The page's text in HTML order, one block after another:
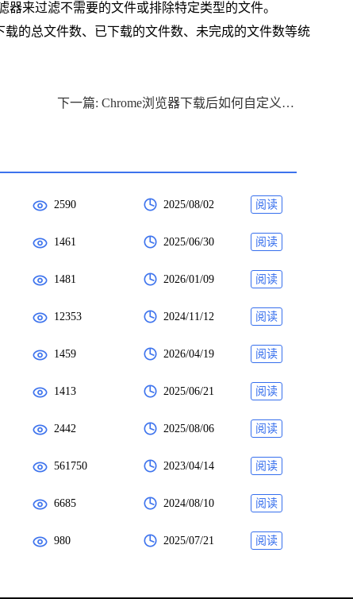
来过滤不需要的文件或排除特定类型的文件。
的总文件数、已下载的文件数、未完成的文件数等统
下一篇: Chrome浏览器下载后如何自定义快捷键操作
2590 2025/08/02 阅读
1461 2025/06/30 阅读
1481 2026/01/09 阅读
12353 2024/11/12 阅读
1459 2026/04/19 阅读
1413 2025/06/21 阅读
2442 2025/08/06 阅读
561750 2023/04/14 阅读
6685 2024/08/10 阅读
980 2025/07/21 阅读